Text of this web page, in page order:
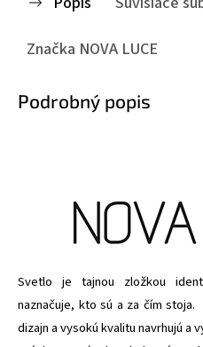
Značka NOVA LUCE
Podrobný popis
Svetlo je tajnou zložkou
naznačuje, kto sú a za čím
dizajn a vysokú kvalitu navrhujú a